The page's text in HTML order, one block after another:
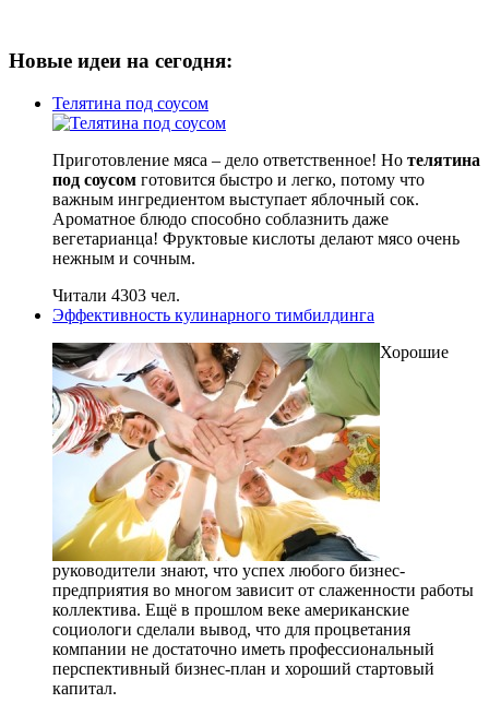
Новые идеи на сегодня:
Телятина под соусом
Приготовление мяса – дело ответственное! Но телятина
под соусом готовится быстро и легко, потому что
важным ингредиентом выступает яблочный сок.
Ароматное блюдо способно соблазнить даже
вегетарианца! Фруктовые кислоты делают мясо очень
нежным и сочным.
Читали 4303 чел.
Эффективность кулинарного тимбилдинга
Хорошие
руководители знают, что успех любого бизнес-
предприятия во многом зависит от слаженности работы
коллектива. Ещё в прошлом веке американские
социологи сделали вывод, что для процветания
компании не достаточно иметь профессиональный
перспективный бизнес-план и хороший стартовый
капитал.